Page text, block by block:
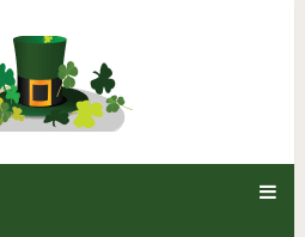
Интересный